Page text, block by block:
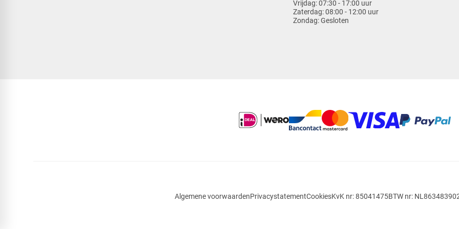
Vrijdag:07:30 - 17:00 uur
Zaterdag:08:00 - 12:00 uur
Zondag:Gesloten
Algemene voorwaardenPrivacystatementCookiesKvK nr: 85041475BTW nr: